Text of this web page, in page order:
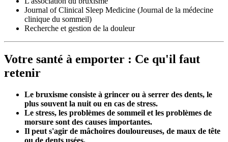
Journal of Clinical Sleep Medicine (Journal de la médecine
clinique du sommeil)
Recherche et gestion de la douleur
Votre santé à emporter : Ce qu'il faut
retenir
Le bruxisme consiste à grincer ou à serrer des dents, le
plus souvent la nuit ou en cas de stress.
Le stress, les problèmes de sommeil et les problèmes de
morsure sont des causes importantes.
Il peut s'agir de mâchoires douloureuses, de maux de tête